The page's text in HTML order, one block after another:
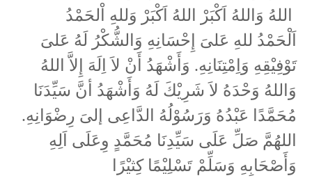
اللهُ وَاللهُ اَكْبَرْ اللهُ اَكْبَرْ وَللهِ اْلحَمْدُ
اَلْحَمْدُ للهِ عَلىَ إِحْسَانِهِ وَالشُّكْرُ لَهُ عَلىَ
تَوْفِيْقِهِ وَاِمْتِنَانِهِ. وَأَشْهَدُ أَنْ لاَ اِلَهَ إِلاَّ اللهُ
وَاللهُ وَحْدَهُ لاَ شَرِيْكَ لَهُ وَأَشْهَدُ أنَّ سَيِّدَنَا
مُحَمَّدًا عَبْدُهُ وَرَسُوْلُهُ الدَّاعِى إلىَ رِضْوَانِهِ.
اللهُمَّ صَلِّ عَلَى سَيِّدِنَا مُحَمَّدٍ وِعَلَى اَلِهِ
وَأَصْحَابِهِ وَسَلِّمْ تَسْلِيْمًا كِثيْرًا